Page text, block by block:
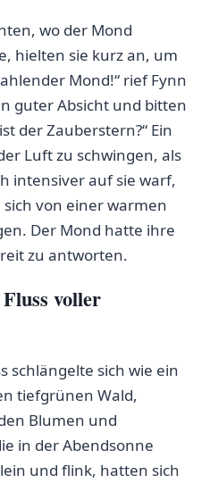
wo der Mond
hielten sie kurz an, um
Mond!“ rief ‌Fynn
guter ⁣Absicht und bitten
der Zauberstern?“ Ein⁢
Luft zu schwingen, als
intensiver auf sie warf,
von einer warmen‌
Der Mond hatte ihre
⁢zu antworten.
voller
‍schlängelte sich wie ein
tiefgrünen Wald,
Blumen und
in der Abendsonne
und flink, hatten sich